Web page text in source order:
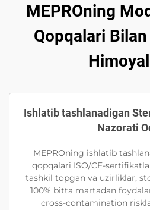
MEPROning
Qopqalari
Ishlatib tashlanadigan
Nazorati
MEPROning ishlatib
qopqalari ISO/CE-
tashkil topgan va uzirliklar,
100% bitta martadan
cross-contamination